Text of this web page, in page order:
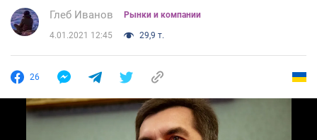
Глеб Иванов Рынки и компании
4.01.2021 12:45 29,9 т.
26